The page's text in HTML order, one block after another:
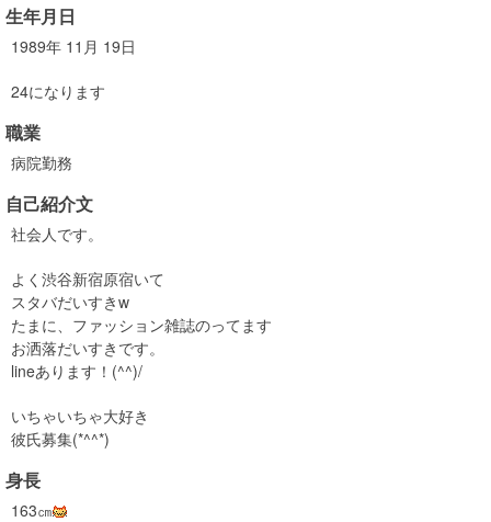
生年月日
1989年 11月 19日
24になります
職業
病院勤務
自己紹介文
社会人です。
よく渋谷新宿原宿いて
スタバだいすきw
たまに、ファッション雑誌のってます
お洒落だいすきです。
lineあります！(^^)/
いちゃいちゃ大好き
彼氏募集(*^^*)
身長
163㎝